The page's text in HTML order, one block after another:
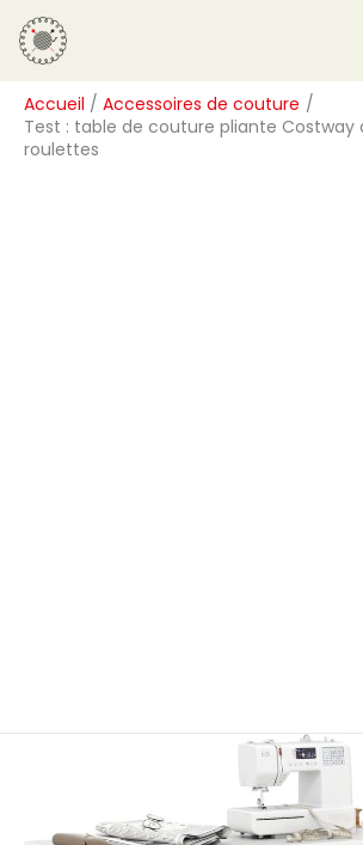
Aller
au
contenu
Accueil
Accessoires de couture
Test : table de couture pliante
roulettes
R
e
c
h
e